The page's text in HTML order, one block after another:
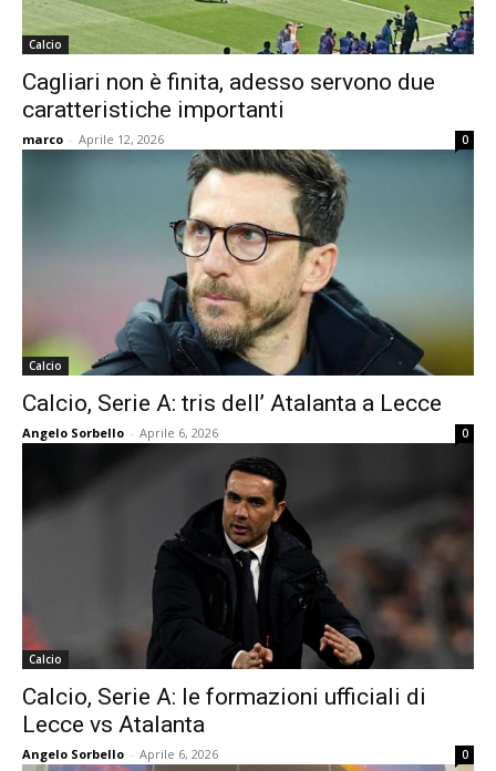
Calcio
Cagliari non è finita, adesso servono due
caratteristiche importanti
marco - Aprile 12, 2026 0
Calcio
Calcio, Serie A: tris dell’ Atalanta a Lecce
Angelo Sorbello - Aprile 6, 2026 0
Calcio
Calcio, Serie A: le formazioni ufficiali di
Lecce vs Atalanta
Angelo Sorbello - Aprile 6, 2026 0